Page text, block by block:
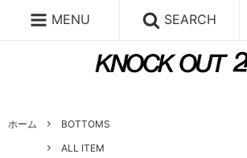
MENU SEARCH
ホーム
BOTTOMS
ALL ITEM